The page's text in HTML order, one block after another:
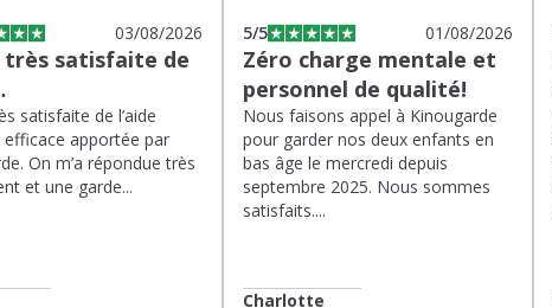
03/08/2026
très satisfaite de
satisfaite de l’aide
efficace apportée par
On m’a répondue très
et une garde...
5/5 01/08/2026
Zéro charge mentale et
personnel de qualité!
Nous faisons appel à Kinougarde
pour garder nos deux enfants en
bas âge le mercredi depuis
septembre 2025. Nous sommes
satisfaits....
Charlotte